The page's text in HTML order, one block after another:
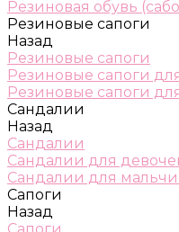
Резиновая обувь
Резиновые сапоги
Назад
Резиновые сапоги
Резиновые сапоги
Резиновые сапоги
Сандалии
Назад
Сандалии
Сандалии для
Сандалии для
Сапоги
Назад